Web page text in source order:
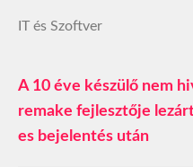
IT és Szoftver
A 10 éve készülő nem
remake fejlesztője
es bejelentés után